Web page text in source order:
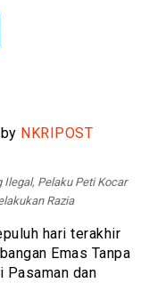
NKRIPOST
Pelaku Peti Kocar
Razia
hari terakhir
Emas Tanpa
Pasaman dan